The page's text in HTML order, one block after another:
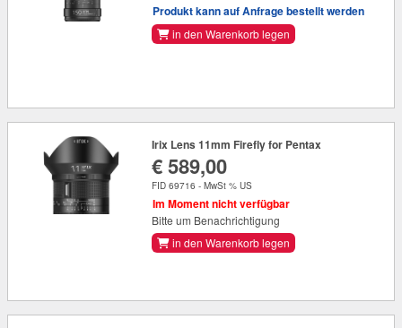
Produkt kann auf Anfrage bestellt werden
in den Warenkorb legen
Irix Lens 11mm Firefly for Pentax
€ 589,00
FID 69716 - MwSt % US
Im Moment nicht verfügbar
Bitte um Benachrichtigung
in den Warenkorb legen